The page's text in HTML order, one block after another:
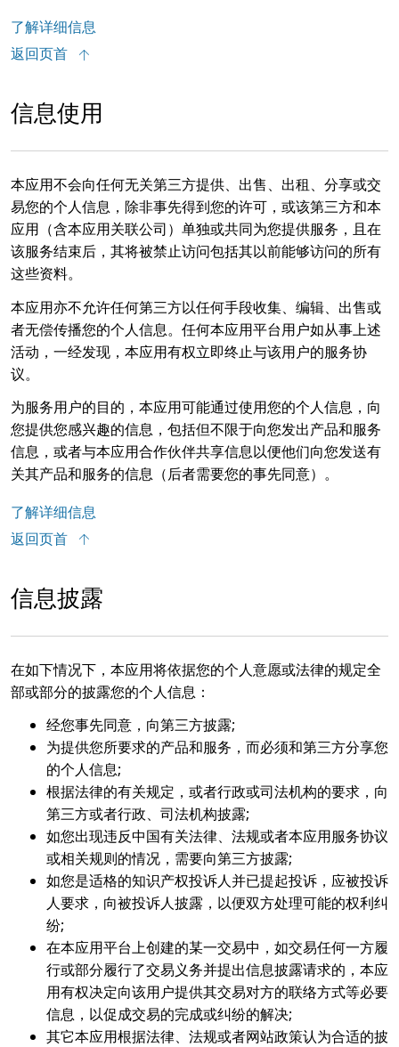
了解详细信息
返回页首
信息使用
本应用不会向任何无关第三方提供、出售、出租、分享或交
易您的个人信息，除非事先得到您的许可，或该第三方和本
应用（含本应用关联公司）单独或共同为您提供服务，且在
该服务结束后，其将被禁止访问包括其以前能够访问的所有
这些资料。
本应用亦不允许任何第三方以任何手段收集、编辑、出售或
者无偿传播您的个人信息。任何本应用平台用户如从事上述
活动，一经发现，本应用有权立即终止与该用户的服务协
议。
为服务用户的目的，本应用可能通过使用您的个人信息，向
您提供您感兴趣的信息，包括但不限于向您发出产品和服务
信息，或者与本应用合作伙伴共享信息以便他们向您发送有
关其产品和服务的信息（后者需要您的事先同意）。
了解详细信息
返回页首
信息披露
在如下情况下，本应用将依据您的个人意愿或法律的规定全
部或部分的披露您的个人信息：
经您事先同意，向第三方披露;
为提供您所要求的产品和服务，而必须和第三方分享您
的个人信息;
根据法律的有关规定，或者行政或司法机构的要求，向
第三方或者行政、司法机构披露;
如您出现违反中国有关法律、法规或者本应用服务协议
或相关规则的情况，需要向第三方披露;
如您是适格的知识产权投诉人并已提起投诉，应被投诉
人要求，向被投诉人披露，以便双方处理可能的权利纠
纷;
在本应用平台上创建的某一交易中，如交易任何一方履
行或部分履行了交易义务并提出信息披露请求的，本应
用有权决定向该用户提供其交易对方的联络方式等必要
信息，以促成交易的完成或纠纷的解决;
其它本应用根据法律、法规或者网站政策认为合适的披